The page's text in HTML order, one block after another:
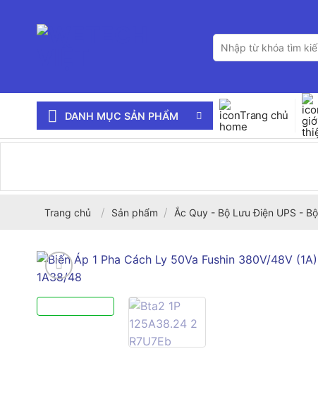
Tìm
kiếm:
DANH MỤC SẢN PHẨM Trang chủ
Trang chủ / Sản phẩm / Ắc Quy - Bộ Lưu Điện UPS -